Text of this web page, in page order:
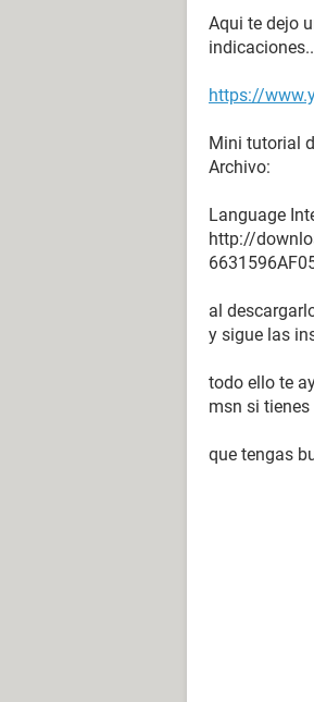
Aqui te dejo
https://
Mini tutorial
Archivo:
Language
http://
al
y sigue las
todo ello te
msn si
que tengas